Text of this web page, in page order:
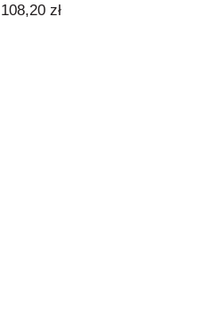
108,20 zł